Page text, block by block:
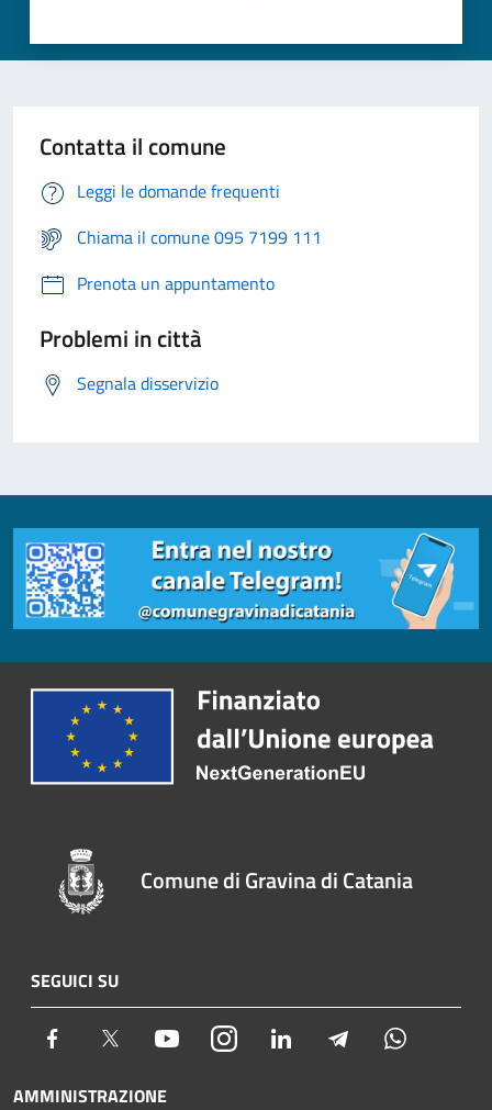
Contatta il comune
Leggi le domande frequenti
Chiama il comune 095 7199 111
Prenota un appuntamento
Problemi in città
Segnala disservizio
Comune di Gravina di Catania
SEGUICI SU
Facebook Twitter YoutubeInstagram LinkedIn Telegram
AMMINISTRAZIONE